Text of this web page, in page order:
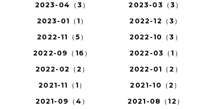
2023-04（3）
2023-03（3）
2023-01（1）
2022-12（3）
2022-11（5）
2022-10（3）
2022-09（16）
2022-03（1）
2022-02（2）
2022-01（2）
2021-11（1）
2021-10（2）
2021-09（4）
2021-08（12）